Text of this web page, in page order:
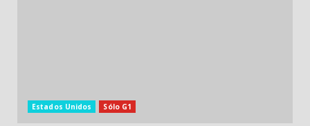
Estados Unidos Sólo G1